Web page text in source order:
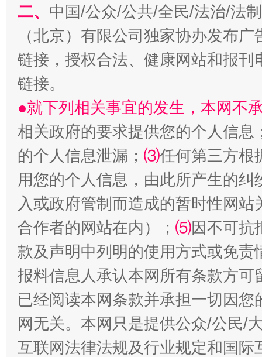
全民健身五年计划来了！等你上场
阿坝州三大球赛在茂县开幕 规模
二、 中国/公众/公共/全民/法治/法
（北京）有限公司独家协办发布
链接，授权合法、健康网站和报
链接。
●就下列相关事宜的发生，本网不
相关政府的要求提供您的个人信息
的个人信息泄漏； ⑶任何第三方根
用您的个人信息，由此所产生的纠
入或政府管制而造成的暂时性网
合作者的网站在内）； ⑸因不可抗
款及声明中列明的使用方式或免责
报料信息人承认本网所有条款方
已经阅读本网条款并承担一切因
网无关。本网只是提供公众/公民/
互联网法律法规及行业规定和国